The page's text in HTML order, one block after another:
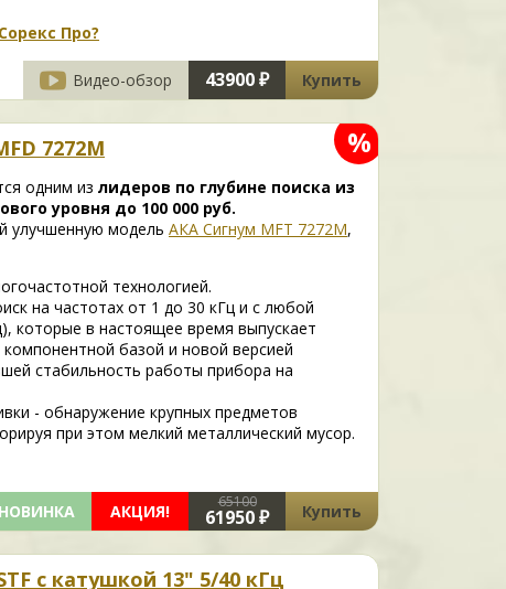
Про?
Видео-обзор 43900 ₽ Купить
%
7272М
одним из лидеров по глубине поиска из
уровня до 100 000 руб.
улучшенную модель АКА Сигнум MFT 7272М,
технологией.
на частотах от 1 до 30 кГц и с любой
которые в настоящее время выпускает
базой и новой версией
стабильность работы прибора на
- обнаружение крупных предметов
при этом мелкий металлический мусор.
НОВИНКА АКЦИЯ! 65100
61950 ₽ Купить
c катушкой 13" 5/40 кГц